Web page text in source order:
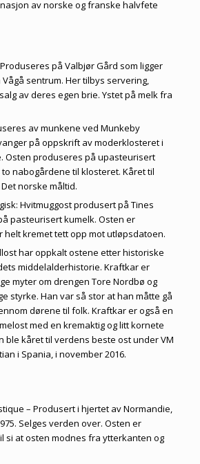
av norske og franske halvfete
på Valbjør Gård som ligger
sentrum. Her tilbys servering,
av deres egen brie. Ystet på melk fra
av munkene ved Munkeby
på oppskrift av moderklosteret i
Osten produseres på upasteurisert
nabogårdene til klosteret. Kåret til
norske måltid.
Hvitmuggost produsert på Tines
pasteurisert kumelk. Osten er
helt kremet tett opp mot utløpsdatoen.
har oppkalt ostene etter historiske
middelalderhistorie. Kraftkar er
myter om drengen Tore Nordbø og
styrke. Han var så stor at han måtte gå
dørene til folk. Kraftkar er også en
med en kremaktig og litt kornete
ble kåret til verdens beste ost under VM
i Spania, i november 2016.
– Produsert i hjertet av Normandie,
Selges verden over. Osten er
si at osten modnes fra ytterkanten og